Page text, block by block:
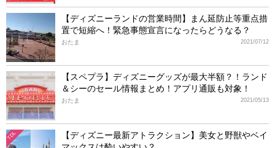
【ディズニーランドの営業時間】まん延防止等重点措
置で短縮へ！緊急事態宣言になったらどうなる？
2021/07/12
おたま
【スペプラ】ディズニーグッズが最大半額？！ランド
＆シーのセール情報まとめ！アプリ通販も対象！
2021/05/13
おたま
TDL
【ディズニー最新アトラクション】美女と野獣やベイ